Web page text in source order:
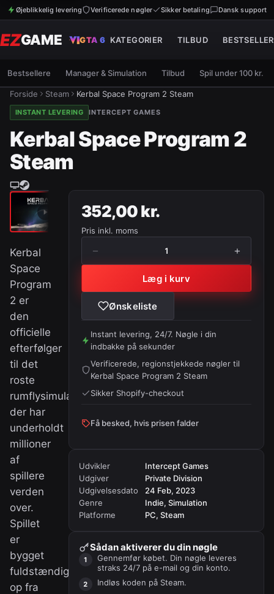
Øjeblikkelig levering Verificerede nøgler Sikker betaling Dansk support
EZGAME GTA 6 KATEGORIER TILBUD
Bestsellere Manager & Simulation Tilbud Spil under 100 kr.
Forside Steam Kerbal Space Program 2 Steam
INSTANT LEVERING INTERCEPT GAMES
Kerbal Space Program 2
Steam
Kerbal
Space
Program
2 er
den
officielle
efterfølger
til det
roste
rumflysimulationsspil,
der har
underholdt
millioner
af
spillere
verden
over.
Spillet
er
bygget
fuldstændigt
op fra
352,00 kr.
Pris inkl. moms
− 1 +
Læg i kurv
Ønskeliste
Instant levering, 24/7. Nøgle i din
indbakke på sekunder
Verificerede, regionstjekkede nøgler til
Kerbal Space Program 2 Steam
Sikker Shopify-checkout
Få besked, hvis prisen falder
Udvikler
Intercept Games
Udgiver
Private Division
Udgivelsesdato
24 Feb, 2023
Genre
Indie, Simulation
Platforme
PC, Steam
Sådan aktiverer du din nøgle
Gennemfør købet. Din nøgle leveres
straks 24/7 på e-mail og din konto.
Indløs koden på Steam.